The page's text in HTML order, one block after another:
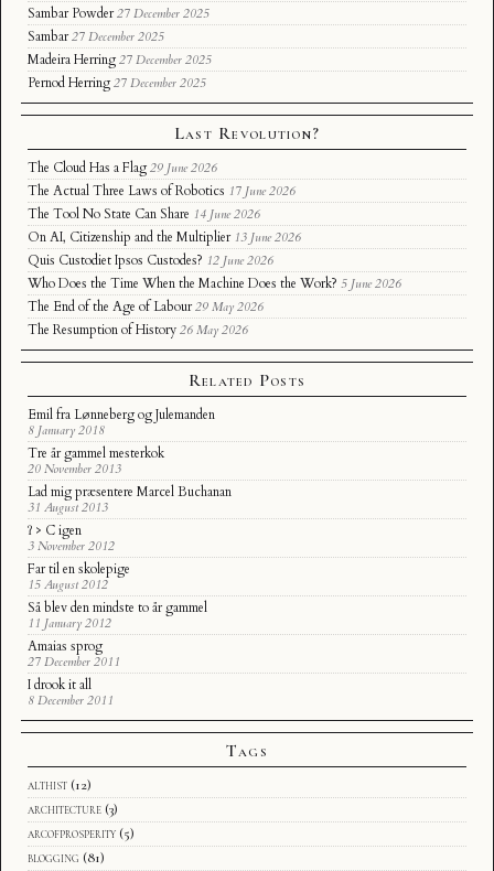
Sambar Powder 27 December 2025
Sambar 27 December 2025
Madeira Herring 27 December 2025
Pernod Herring 27 December 2025
Last Revolution?
The Cloud Has a Flag 29 June 2026
The Actual Three Laws of Robotics 17 June 2026
The Tool No State Can Share 14 June 2026
On AI, Citizenship and the Multiplier 13 June 2026
Quis Custodiet Ipsos Custodes? 12 June 2026
Who Does the Time When the Machine Does the Work? 5 June 2026
The End of the Age of Labour 29 May 2026
The Resumption of History 26 May 2026
Related Posts
Emil fra Lønneberg og Julemanden
8 January 2018
Tre år gammel mesterkok
20 November 2013
Lad mig præsentere Marcel Buchanan
31 August 2013
ʔ > C igen
3 November 2012
Far til en skolepige
15 August 2012
Så blev den mindste to år gammel
11 January 2012
Amaias sprog
27 December 2011
I drook it all
8 December 2011
Tags
althist (12)
architecture (3)
arcofprosperity (5)
blogging (81)